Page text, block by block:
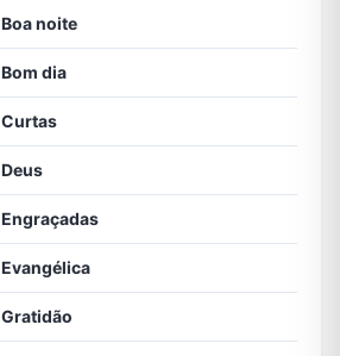
Boa noite
Bom dia
Curtas
Deus
Engraçadas
Evangélica
Gratidão